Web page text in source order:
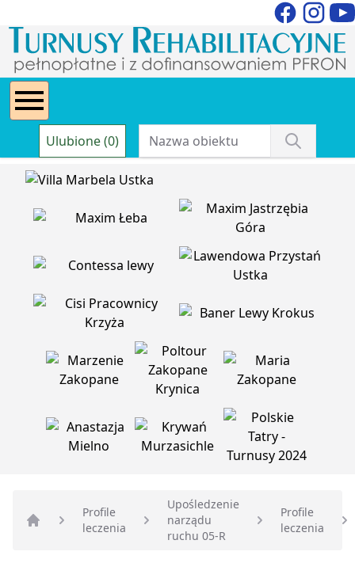
Ulubione (0)
Strona główna
Profile
leczenia
Upośledzenie
narządu
ruchu 05-R
Profile
leczenia